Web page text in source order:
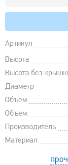
Артикул
Высота
Высота без
Диаметр
Объем
Объем
Производитель
Материал